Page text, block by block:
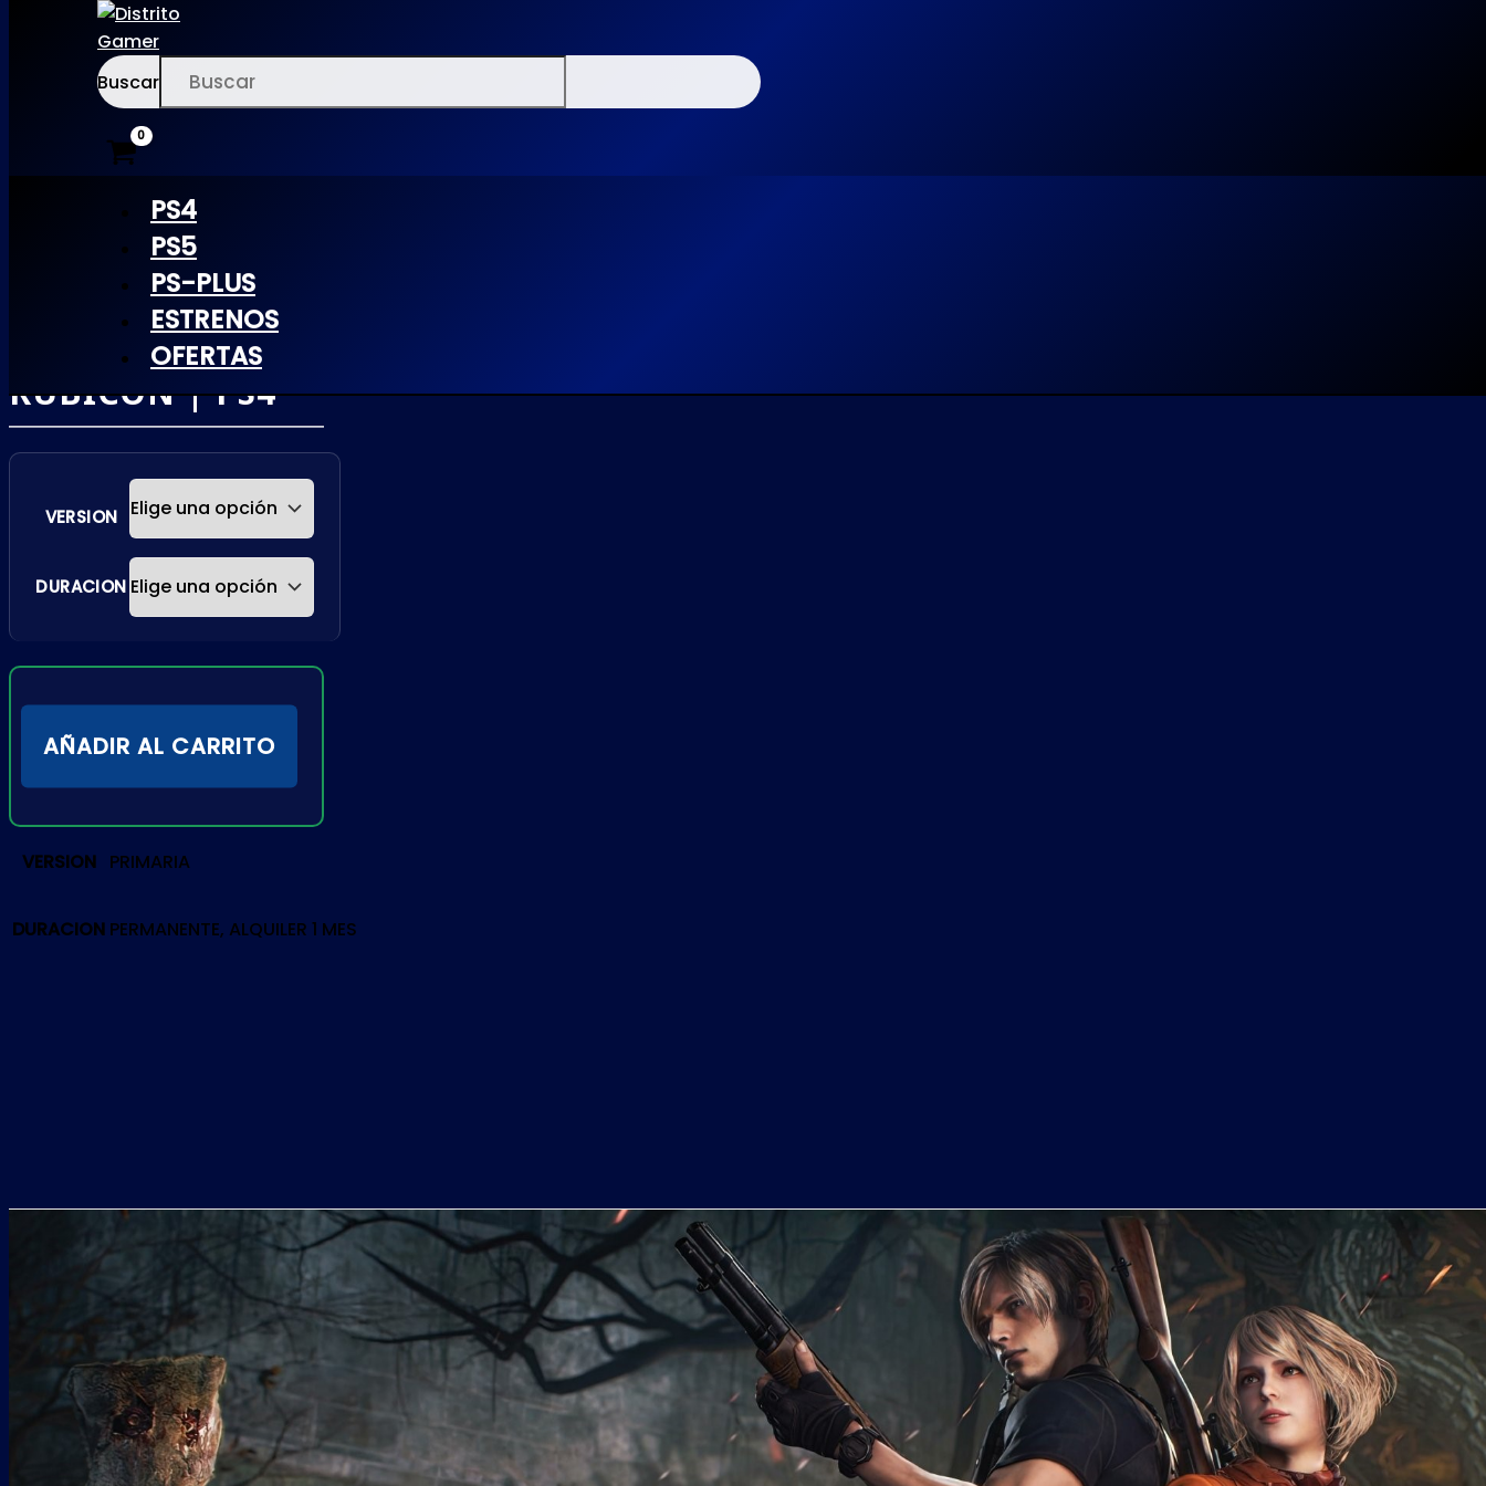
Buscar
PS4
PS5
PS-PLUS
ESTRENOS
OFERTAS
ARMORED CORE
VI: FIRES OF
RUBICON | PS4
VERSION
DURACION
AÑADIR AL CARRITO
VERSION PRIMARIA
DURACION PERMANENTE, ALQUILER 1 MES